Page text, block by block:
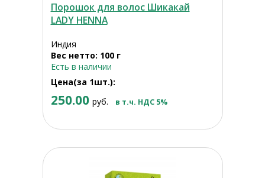
Порошок для волос Шикакай
LADY HENNA
Индия
Вес нетто: 100 г
Есть в наличии
Цена(за 1шт.):
250.00 руб. в т.ч. НДС 5%